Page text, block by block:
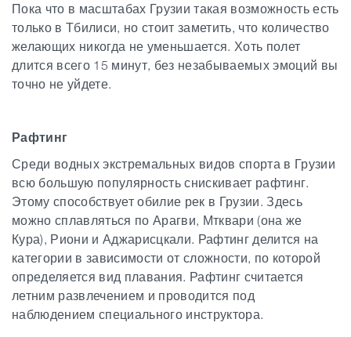
Пока что в масштабах Грузии такая возможность есть
только в Тбилиси, но стоит заметить, что количество
желающих никогда не уменьшается. Хоть полет
длится всего 15 минут, без незабываемых эмоций вы
точно не уйдете.
Рафтинг
Среди водных экстремальных видов спорта в Грузии
всю большую популярность снискивает рафтинг.
Этому способствует обилие рек в Грузии. Здесь
можно сплавляться по Арагви, Мтквари (она же
Кура), Риони и Аджарисцкали. Рафтинг делится на
категории в зависимости от сложности, по которой
определяется вид плавания. Рафтинг считается
летним развлечением и проводится под
наблюдением специального инструктора.